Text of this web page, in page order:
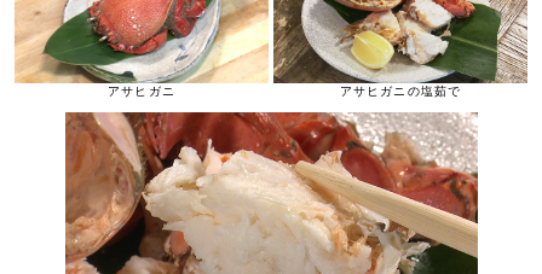
アサヒガニ アサヒガニの塩茹で